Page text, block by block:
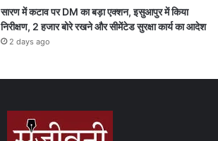
सारण में कटाव पर DM का बड़ा एक्शन, इसुआपुर में किया
निरीक्षण, 2 हजार बोरे रखने और सीमेंटेड सुरक्षा कार्य का आदेश
2 days ago